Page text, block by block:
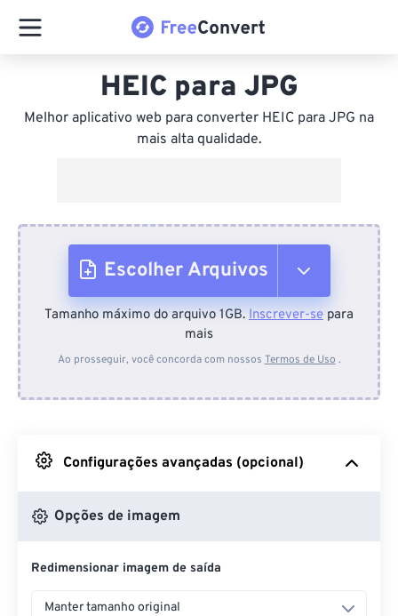
HEIC para JPG
Melhor aplicativo web para converter HEIC para JPG na
mais alta qualidade.
Escolher Arquivos
Do dispositivo
Do Google Drive
Do OneDrive
Da URL
Tamanho máximo do arquivo 1GB. Inscrever-se para
mais
Ao prosseguir, você concorda com nossos Termos de Uso .
Configurações avançadas (opcional)
Opções de imagem
Redimensionar imagem de saída
Manter tamanho original